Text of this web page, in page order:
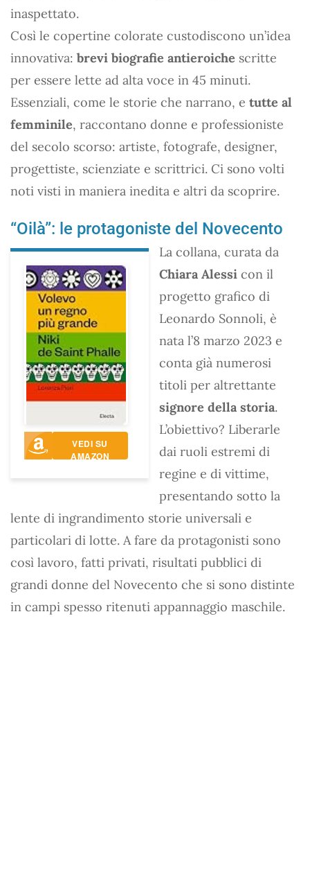
inaspettato.
Così le copertine colorate custodiscono un’idea
innovativa: brevi biografie antieroiche scritte
per essere lette ad alta voce in 45 minuti.
Essenziali, come le storie che narrano, e tutte al
femminile, raccontano donne e professioniste
del secolo scorso: artiste, fotografe, designer,
progettiste, scienziate e scrittrici. Ci sono volti
noti visti in maniera inedita e altri da scoprire.
“Oilà”: le protagoniste del Novecento
VEDI SU
AMAZON
La collana, curata da
Chiara Alessi con il
progetto grafico di
Leonardo Sonnoli, è
nata l’8 marzo 2023 e
conta già numerosi
titoli per altrettante
signore della storia.
L’obiettivo? Liberarle
dai ruoli estremi di
regine e di vittime,
presentando sotto la
lente di ingrandimento storie universali e
particolari di lotte. A fare da protagonisti sono
così lavoro, fatti privati, risultati pubblici di
grandi donne del Novecento che si sono distinte
in campi spesso ritenuti appannaggio maschile.